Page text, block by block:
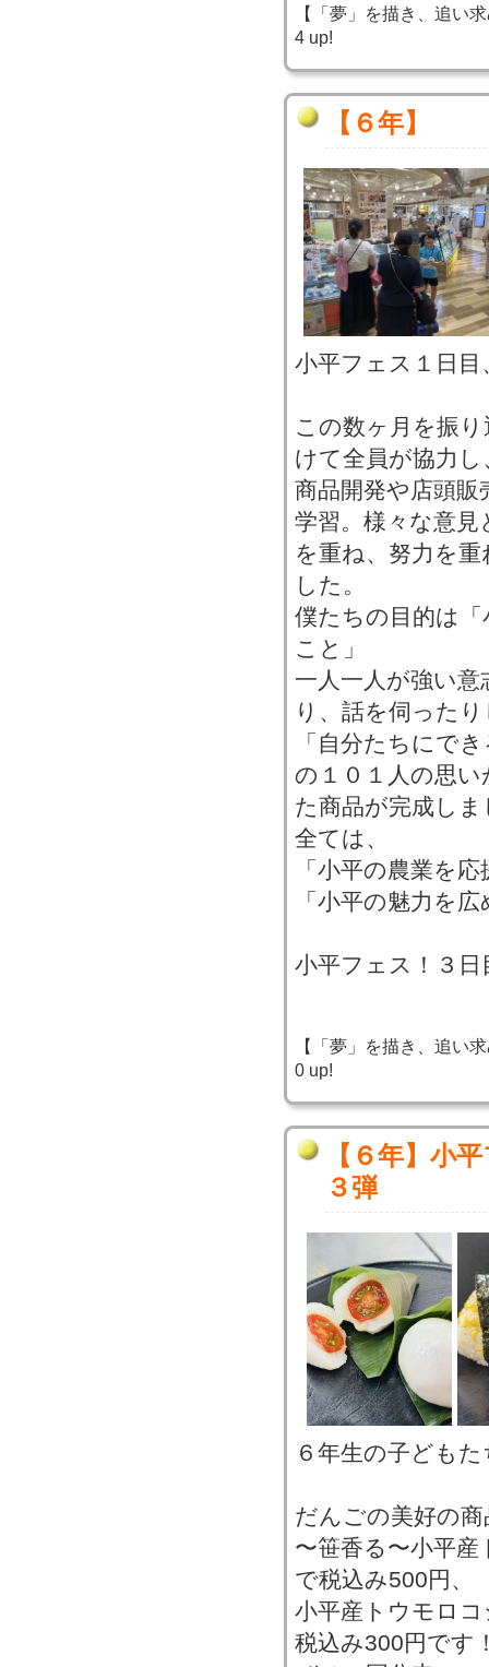
【「夢」を描き、追い
4 up!
【６年】
小平フェス１日
この数ヶ月を振
けて全員が協力
商品開発や店頭
学習。様々な意
を重ね、努力を
した。
僕たちの目的は
こと」
一人一人が強い
り、話を伺った
「自分たちにで
の１０１人の思
た商品が完成しま
全ては、
「小平の農業を
「小平の魅力を
小平フェス！３
【「夢」を描き、追い
0 up!
【６年】小
３弾
６年生の子ども
だんごの美好の
〜笹香る〜小平
で税込み500円、
小平産トウモロ
税込み300円です